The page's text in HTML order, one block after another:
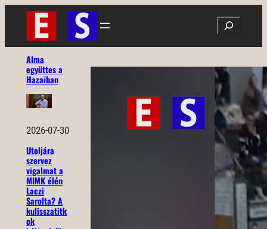
Ugrás
tartalomhoz
Search
Alma
együttes a
Hazaiban
2026-07-30
Utoljára
szervez
vigalmat a
MIMK élén
Laczi
Sarolta? A
kulisszatitk
ok